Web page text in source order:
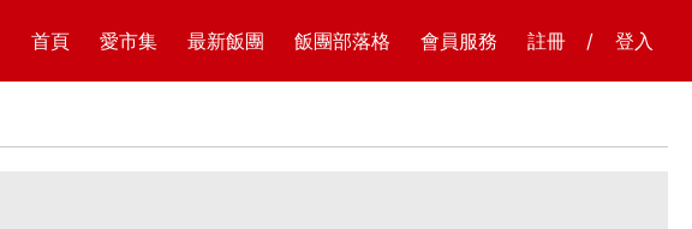
首頁 愛市集 最新飯團 飯團部落格 會員服務 註冊 / 登入